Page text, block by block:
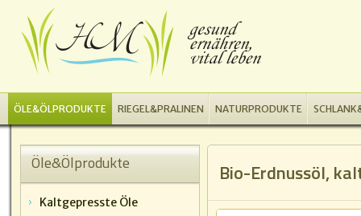
ÖLE&ÖLPRODUKTE RIEGEL&PRALINEN NATURPRODUKTE
Öle&Ölprodukte
Kaltgepresste Öle
Bio-Erdnussöl,